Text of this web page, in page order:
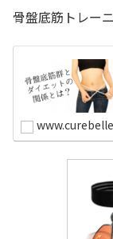
骨盤底筋トレー